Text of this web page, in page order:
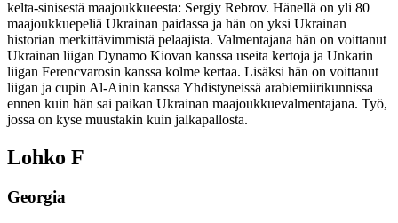
kelta-sinisestä maajoukkueesta: Sergiy Rebrov. Hänellä on yli 80
maajoukkuepeliä Ukrainan paidassa ja hän on yksi Ukrainan
historian merkittävimmistä pelaajista. Valmentajana hän on voittanut
Ukrainan liigan Dynamo Kiovan kanssa useita kertoja ja Unkarin
liigan Ferencvarosin kanssa kolme kertaa. Lisäksi hän on voittanut
liigan ja cupin Al-Ainin kanssa Yhdistyneissä arabiemiirikunnissa
ennen kuin hän sai paikan Ukrainan maajoukkuevalmentajana. Työ,
jossa on kyse muustakin kuin jalkapallosta.
Lohko F
Georgia